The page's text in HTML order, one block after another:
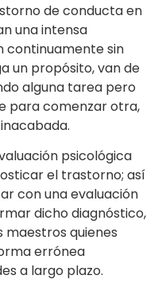
de conducta en
una intensa
continuamente sin
un propósito, van de
alguna tarea pero
para comenzar otra,
psicológica
el trastorno; así
con una evaluación
dicho diagnóstico,
maestros quienes
errónea
a largo plazo.